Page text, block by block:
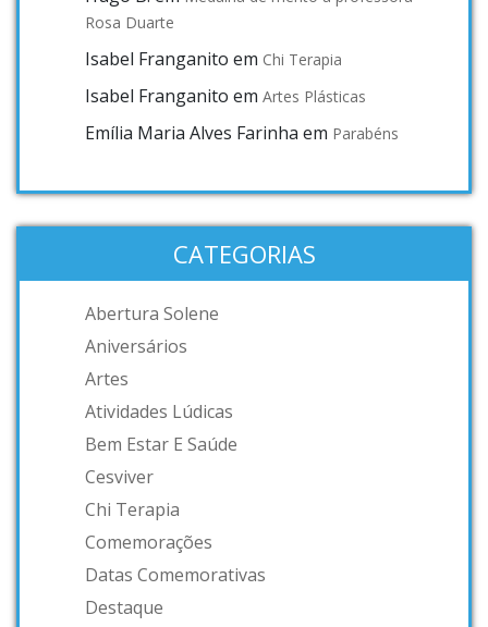
Rosa Duarte
Isabel Franganito em Chi Terapia
Isabel Franganito em Artes Plásticas
Emília Maria Alves Farinha em Parabéns
CATEGORIAS
Abertura Solene
Aniversários
Artes
Atividades Lúdicas
Bem Estar E Saúde
Cesviver
Chi Terapia
Comemorações
Datas Comemorativas
Destaque